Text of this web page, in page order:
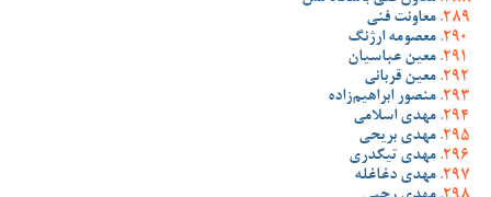
معاونت فنی
معصومه ارژنگ
معین عباسیان
معین قربانی
منصور ابراهیم‌زاده
مهدی اسلامی
مهدی بریحی
مهدی تیکدری
مهدی دغاغله